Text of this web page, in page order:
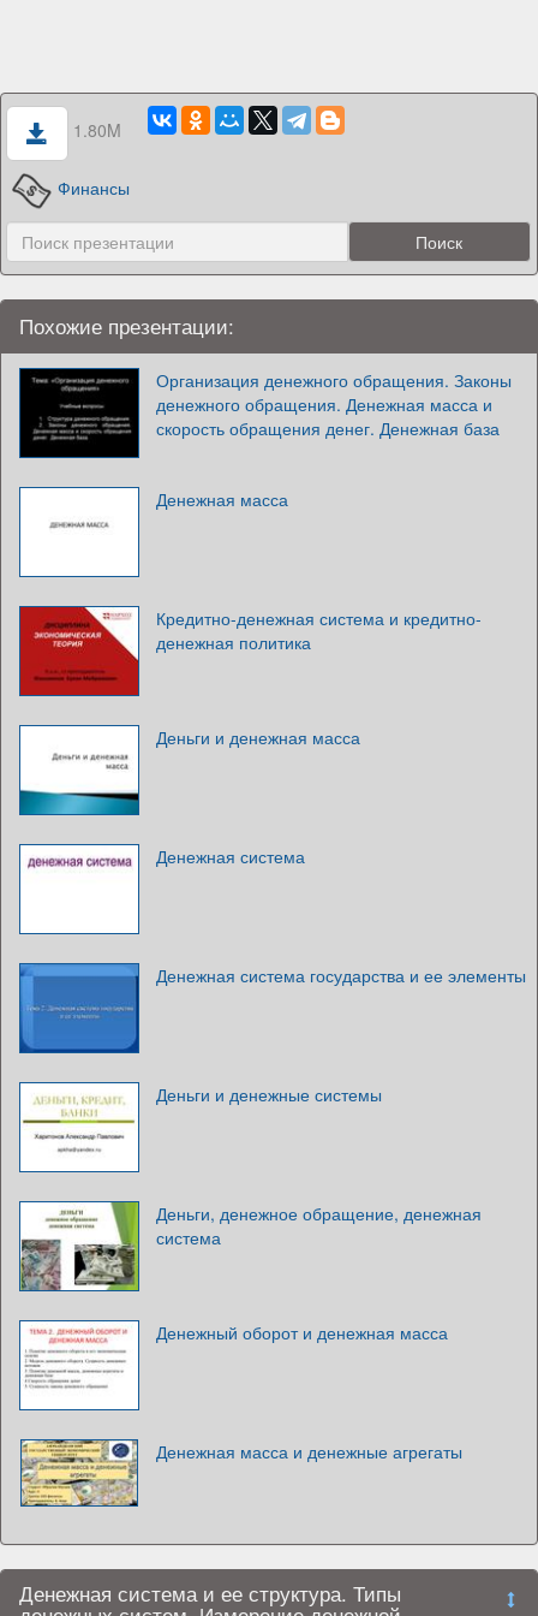
1.80M
Финансы
Похожие презентации:
Организация денежного обращения. Законы
денежного обращения. Денежная масса и
скорость обращения денег. Денежная база
Денежная масса
Кредитно-денежная система и кредитно-
денежная политика
Деньги и денежная масса
Денежная система
Денежная система государства и ее элементы
Деньги и денежные системы
Деньги, денежное обращение, денежная
система
Денежный оборот и денежная масса
Денежная масса и денежные агрегаты
Денежная система и ее структура. Типы